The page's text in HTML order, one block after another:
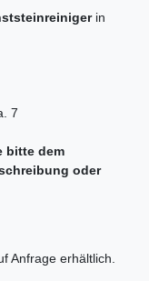
in
7
bitte dem
oder
Anfrage erhältlich.